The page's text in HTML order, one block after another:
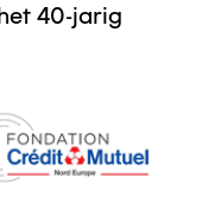
40-jarig